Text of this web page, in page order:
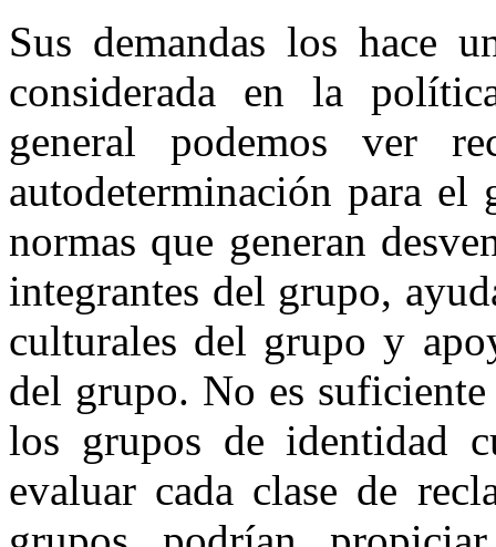
Sus demandas los hace
considerada en la
general podemos ver
autodeterminación para el
normas que generan
integrantes del grupo,
culturales del grupo y
del grupo. No es
los grupos de identidad
evaluar cada clase de